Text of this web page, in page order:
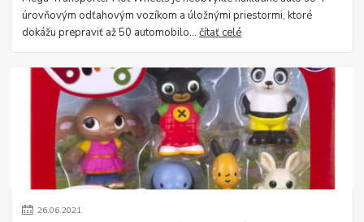
úrovňovým odťahovým vozíkom a úložnými priestormi, ktoré
dokážu prepraviť až 50 automobilo...čítať celé
26.06.2021